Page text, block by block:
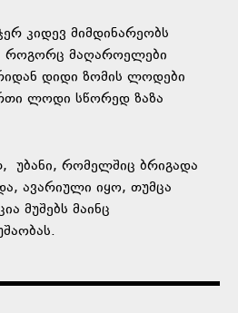
კიდევ მიმდინარეობს
როგორც მაღაროელები
დიდი ზომის ლოდები
ლოდი სწორედ ზაზა
უბანი, რომელშიც ბრიგადა
ავარიული იყო, თუმცა
მუშებს მაინც